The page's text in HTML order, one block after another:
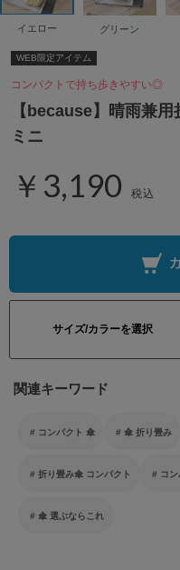
イエロー グリーン
WEB限定アイテム
コンパクトで持ち歩きやすい◎
【because】晴雨兼
ミニ
￥3,190 税込
サイズ/カラーを選択
関連キーワード
コンパクト 傘 傘 折り畳み
折り畳み傘 コンパクト コ
傘 選ぶならこれ